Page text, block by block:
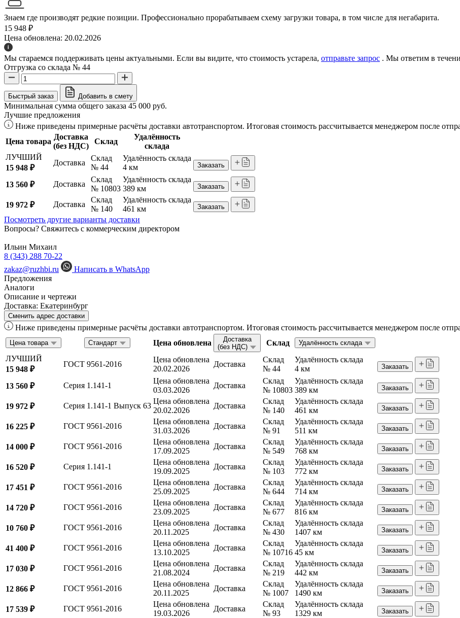
Знаем где производят редкие позиции. Профессионально прорабатываем схему загрузки товара, в том числе для негабарита.
15 948 ₽
Цена обновлена: 20.02.2026
Мы стараемся поддерживать цены актуальными. Если вы видите, что стоимость устарела, отправьте запрос . Мы ответим в
Отгрузка со склада № 44
Быстрый заказ Добавить в смету
Минимальная сумма общего заказа 45 000 руб.
Лучшие предложения
Ниже приведены примерные расчёты доставки автотранспортом. Итоговая стоимость рассчитывается менеджером после
Цена товара
Доставка
(без НДС)
Склад
Удалённость
склада
ЛУЧШИЙ
15 948 ₽
Доставка
Склад
№ 44
Удалённость склада
4 км
Заказать
13 560 ₽ Доставка
Склад
№ 10803
Удалённость склада
389 км
Заказать
19 972 ₽ Доставка
Склад
№ 140
Удалённость склада
461 км
Заказать
Посмотреть другие варианты доставки
Вопросы? Свяжитесь с коммерческим директором
Ильин Михаил
8 (343) 288 70-22
zakaz@ruzhbi.ru
Написать в WhatsApp
Предложения
Аналоги
Описание и чертежи
Доставка: Екатеринбург
Сменить адрес доставки
Ниже приведены примерные расчёты доставки автотранспортом. Итоговая стоимость рассчитывается менеджером после
Цена товара Стандарт Цена обновлена
Доставка
(без НДС)
Склад Удалённость склада
ЛУЧШИЙ
15 948 ₽
ГОСТ 9561-2016
Цена обновлена
20.02.2026
Доставка
Склад
№ 44
Удалённость склада
4 км
Заказать
13 560 ₽ Серия 1.141-1
Цена обновлена
03.03.2026
Доставка
Склад
№ 10803
Удалённость склада
389 км
Заказать
19 972 ₽ Серия 1.141-1 Выпуск 63
Цена обновлена
20.02.2026
Доставка
Склад
№ 140
Удалённость склада
461 км
Заказать
16 225 ₽ ГОСТ 9561-2016
Цена обновлена
31.03.2026
Доставка
Склад
№ 91
Удалённость склада
511 км
Заказать
14 000 ₽ ГОСТ 9561-2016
Цена обновлена
17.09.2025
Доставка
Склад
№ 549
Удалённость склада
768 км
Заказать
16 520 ₽ Серия 1.141-1
Цена обновлена
19.09.2025
Доставка
Склад
№ 103
Удалённость склада
772 км
Заказать
17 451 ₽ ГОСТ 9561-2016
Цена обновлена
25.09.2025
Доставка
Склад
№ 644
Удалённость склада
714 км
Заказать
14 720 ₽ ГОСТ 9561-2016
Цена обновлена
23.09.2025
Доставка
Склад
№ 677
Удалённость склада
816 км
Заказать
10 760 ₽ ГОСТ 9561-2016
Цена обновлена
20.11.2025
Доставка
Склад
№ 430
Удалённость склада
1407 км
Заказать
41 400 ₽ ГОСТ 9561-2016
Цена обновлена
13.10.2025
Доставка
Склад
№ 10716
Удалённость склада
45 км
Заказать
17 030 ₽ ГОСТ 9561-2016
Цена обновлена
21.08.2024
Доставка
Склад
№ 219
Удалённость склада
442 км
Заказать
12 866 ₽ ГОСТ 9561-2016
Цена обновлена
20.11.2025
Доставка
Склад
№ 1007
Удалённость склада
1490 км
Заказать
17 539 ₽ ГОСТ 9561-2016
Цена обновлена
19.03.2026
Доставка
Склад
№ 93
Удалённость склада
1329 км
Заказать